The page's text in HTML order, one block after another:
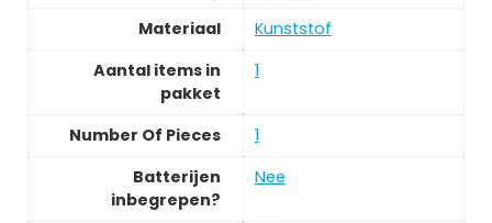
Materiaal
‎Kunststof
Aantal items in
pakket
‎1
Number Of Pieces
‎1
Batterijen
inbegrepen?
‎Nee